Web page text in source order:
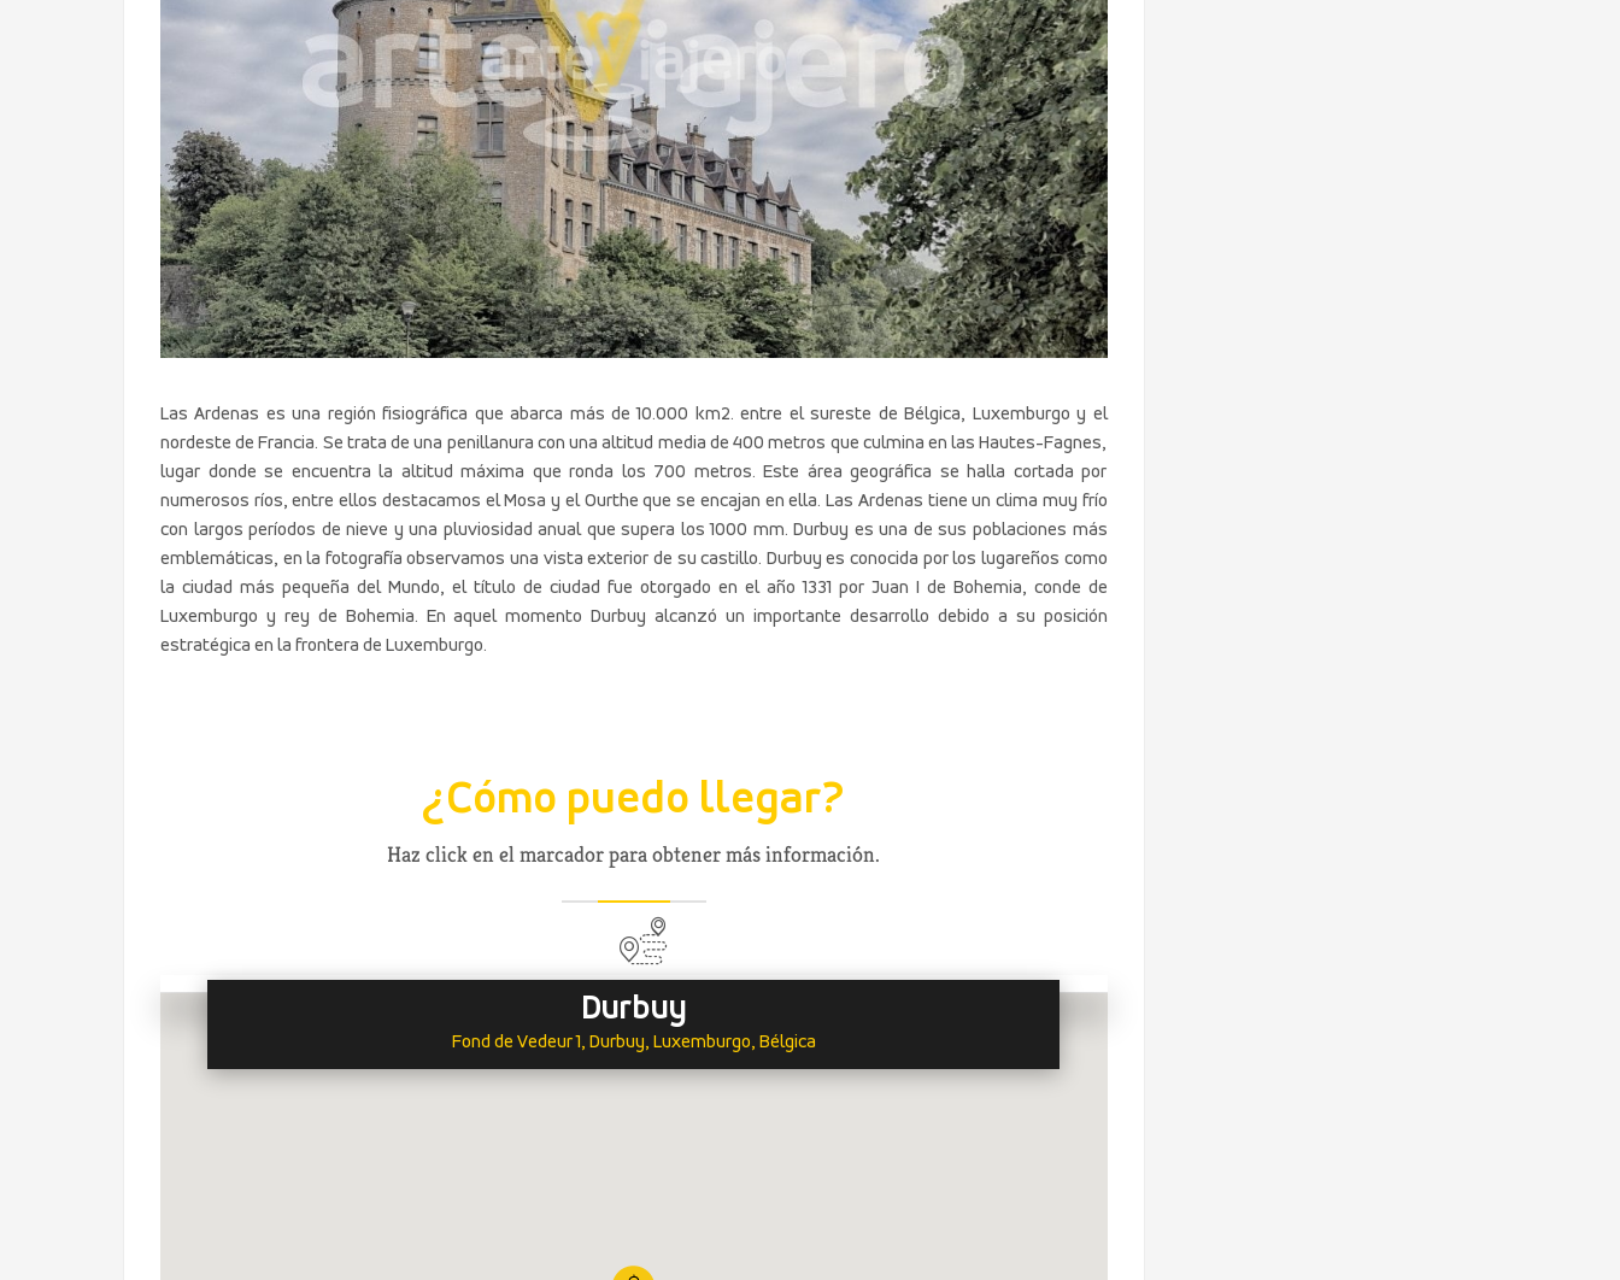
Las Ardenas es una región fisiográfica que abarca más de 10.000 km2. entre el sureste de Bélgica, Luxemburgo y el
nordeste de Francia. Se trata de una penillanura con una altitud media de 400 metros que culmina en las Hautes-Fagnes,
lugar donde se encuentra la altitud máxima que ronda los 700 metros. Este área geográfica se halla cortada por
numerosos ríos, entre ellos destacamos el Mosa y el Ourthe que se encajan en ella. Las Ardenas tiene un clima muy frío
con largos períodos de nieve y una pluviosidad anual que supera los 1000 mm. Durbuy es una de sus poblaciones más
emblemáticas, en la fotografía observamos una vista exterior de su castillo. Durbuy es conocida por los lugareños como
la ciudad más pequeña del Mundo, el título de ciudad fue otorgado en el año 1331 por Juan I de Bohemia, conde de
Luxemburgo y rey de Bohemia. En aquel momento Durbuy alcanzó un importante desarrollo debido a su posición
estratégica en la frontera de Luxemburgo.
¿Cómo puedo llegar?
Haz click en el marcador para obtener más información.
Durbuy
Fond de Vedeur 1, Durbuy, Luxemburgo, Bélgica